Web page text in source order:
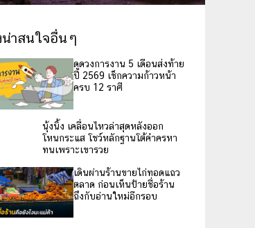
น่าสนใจอื่นๆ
ดูดวงการงาน 5 เดือนส่งท้าย
ปี 2569 เช็กความก้าวหน้า
ครบ 12 ราศี
นุ้งนิ้ง เคลื่อนไหวล่าสุดหลังออก
โหนกระแส โชว์หลักฐานโต้คำครหา
ทนเพราะเขารวย
เดินผ่านร้านขายไก่ทอดแถว
ตลาด ก่อนเห็นป้ายชื่อร้าน
ถึงกับอ่านใหม่อีกรอบ